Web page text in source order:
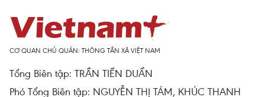
CƠ QUAN CHỦ QUẢN: THÔNG TẤN XÃ VIỆT NAM
Tổng Biên tập: TRẦN TIẾN DUẨN
Phó Tổng Biên tập: NGUYỄN THỊ TÁM, KHÚC THANH